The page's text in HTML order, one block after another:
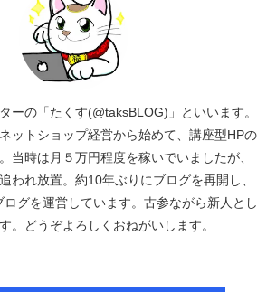
ーの「たくす(@taksBLOG)」といいます。
ットショップ経営から始めて、講座型HPの
当時は月５万円程度を稼いでいましたが、
われ放置。約10年ぶりにブログを再開し、
グを運営しています。古参ながら新人とし
。どうぞよろしくおねがいします。